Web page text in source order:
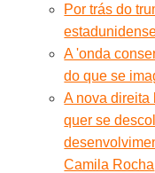
Por trás do
A 'onda
do que se
A nova direita
quer se
Camila Rocha